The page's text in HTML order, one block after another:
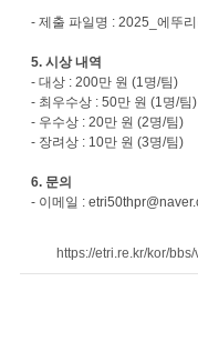
- 제출 파일명 : 2025_에뚜
5. 시상 내역
- 대상 : 200만 원 (1명/팀)
- 최우수상 : 50만 원 (1명/팀)
- 우수상 : 20만 원 (2명/팀)
- 장려상 : 10만 원 (3명/팀)
6. 문의
- 이메일 :
https://etri.re.kr/kor/